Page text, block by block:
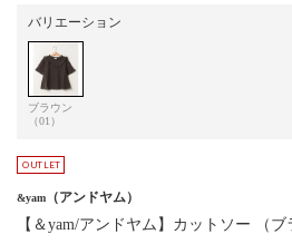
バリエーション
ブラウン
（01）
&yam （アンドヤム）
【＆yam/アンドヤム】カットソー （ブ